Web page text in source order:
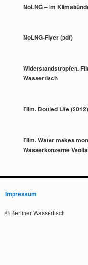
NoLNG – Im
NoLNG-Flyer (pdf)
Widerstandstropfen.
Wassertisch
Film: Bottled Life (2012)
Film: Water makes
Wasserkonzerne
Impressum
© Berliner Wassertisch